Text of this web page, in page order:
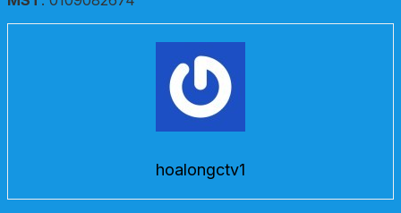
hoalongctv1